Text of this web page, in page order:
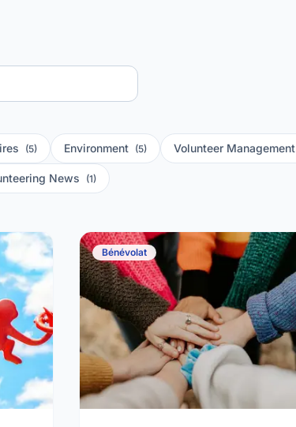
(5) Environment (5) Volunteer Management
News (1)
Bénévolat